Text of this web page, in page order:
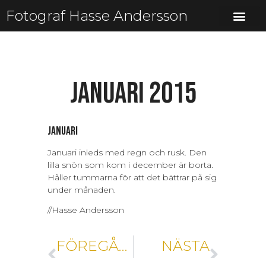
Fotograf Hasse Andersson
Januari 2015
Januari
Januari inleds med regn och rusk. Den
lilla snön som kom i december är borta.
Håller tummarna för att det bättrar på sig
under månaden.
//Hasse Andersson
FÖREGÅENDE NÄSTA